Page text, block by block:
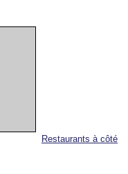
Restaurants à côté